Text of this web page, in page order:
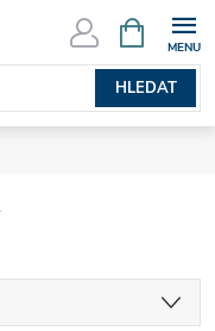
HLEDAT
NÁKUPNÍ
KOŠÍK